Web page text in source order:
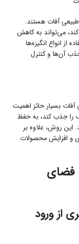
طبیعی آفات هستند.
می‌تواند به کاهش
از انواع انگیزه‌ها
جذب آن‌ها و کنترل
بسیار حائز اهمیت
را جذب کند، به حفظ
این روش، علاوه بر
و افزایش محصولات
فضای
از ورود